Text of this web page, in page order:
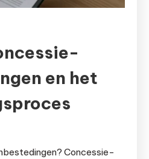
en het
Concessie-